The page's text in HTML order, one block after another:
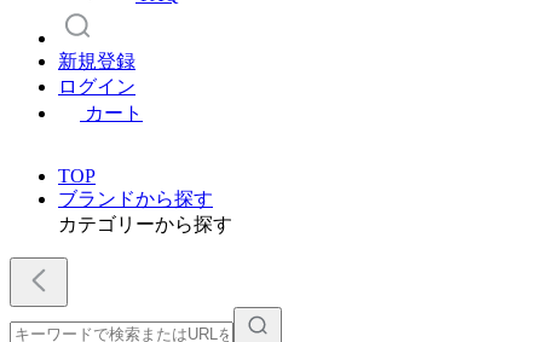
新規登録
ログイン
カート
TOP
ブランドから探す
カテゴリーから探す